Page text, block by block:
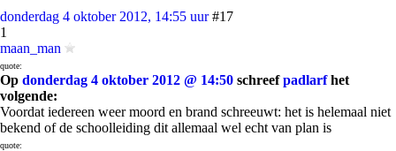
donderdag 4 oktober 2012, 14:55 uur #17
1
maan_man
quote:
Op donderdag 4 oktober 2012 @ 14:50 schreefpadlarfhet
volgende:
Voordat iedereen weer moord en brand schreeuwt: het is helemaal niet
bekend of de schoolleiding dit allemaal wel echt van plan is
quote: